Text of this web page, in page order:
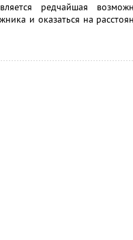
редчайшая
и оказаться на